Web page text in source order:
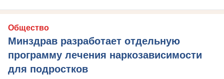
Общество
Минздрав разработает отдельную
программу лечения наркозависимости
для подростков